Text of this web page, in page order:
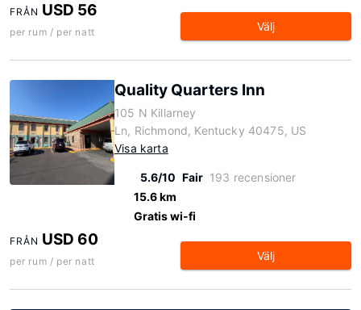
FRÅN USD 56
per rum / per natt Välj
Quality Quarters Inn
105 N Killarney
Ln, Richmond, Kentucky 40475, US
Visa karta
5.6/10 Fair 193 recensioner
15.6 km
Gratis wi-fi
FRÅN USD 60
per rum / per natt Välj